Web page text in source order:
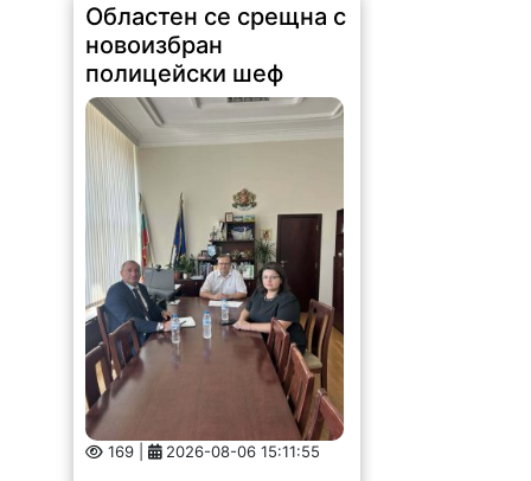
Областен се срещна с
новоизбран
полицейски шеф
169 | 2026-08-06 15:11:55